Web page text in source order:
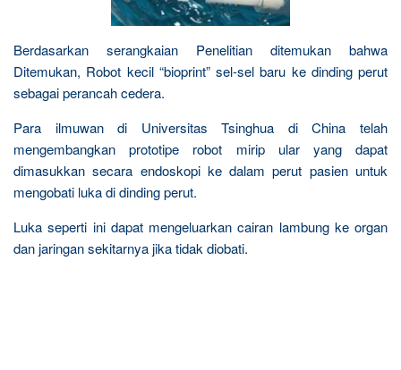
Berdasarkan serangkaian Penelitian ditemukan bahwa
Ditemukan, Robot kecil “bioprint” sel-sel baru ke dinding perut
sebagai perancah cedera.
Para ilmuwan di Universitas Tsinghua di China telah
mengembangkan prototipe robot mirip ular yang dapat
dimasukkan secara endoskopi ke dalam perut pasien untuk
mengobati luka di dinding perut.
Luka seperti ini dapat mengeluarkan cairan lambung ke organ
dan jaringan sekitarnya jika tidak diobati.